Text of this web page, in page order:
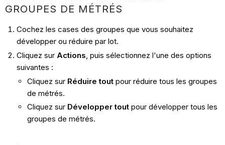
GROUPES DE MÉTRÉS
Cochez les cases des groupes que vous souhaitez
développer ou réduire par lot.
Cliquez sur Actions, puis sélectionnez l'une des options
suivantes :
Cliquez sur Réduire toutpour réduire tous les groupes
de métrés.
Cliquez sur Développer toutpour développer tous les
groupes de métrés.